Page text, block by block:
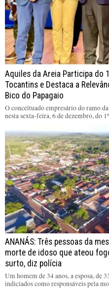
Aquiles da Areia Participa do
Tocantins e Destaca a
Bico do Papagaio
O conceituado empresário do ramo
nesta sexta-feira, 6 de dezembro, do
ANANÁS: Três pessoas da
morte de idoso que ateou
surto, diz polícia
Um homem de 34 anos, a esposa, de
indiciados como responsáveis pela